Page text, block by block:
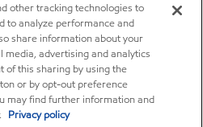
other tracking technologies to
to analyze performance and
share information about your
media, advertising and analytics
of this sharing by using the
or by opt-out preference
may find further information and
Privacy policy